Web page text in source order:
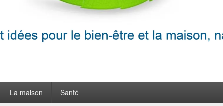
Naturelle
La maison Santé